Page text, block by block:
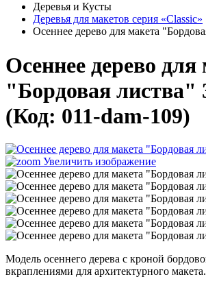
Деревья и Кусты
Деревья для макетов серия «Classic»
Осеннее дерево для макета
Осеннее дерево для
"Бордовая листва"
(Код: 011-dam-109)
Увеличить изображение
Модель осеннего дерева с кроной
вкраплениями для архитектурного макета.